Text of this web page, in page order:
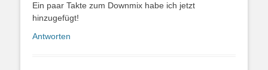
Ein paar Takte zum Downmix habe ich jetzt
hinzugefügt!
Antworten